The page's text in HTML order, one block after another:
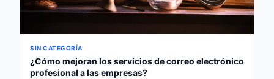
SIN CATEGORÍA
¿Cómo mejoran los servicios de correo electrónico
profesional a las empresas?